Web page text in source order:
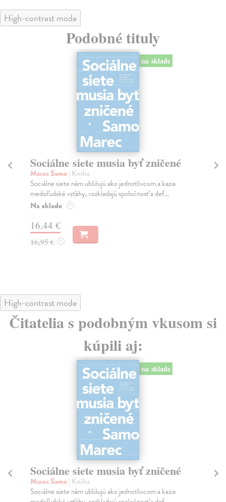
High-contrast mode
Podobné tituly
na sklade
Sociálne siete musia byť zničené
Marec Samo| Kniha
Sociálne siete nám ubližujú ako jednotlivcom a kazia
medziľudské vzťahy, rozkladajú spoločnosť a def...
Na sklade ?
16,44 €
16,95 € ?
High-contrast mode
Čitatelia s podobným vkusom si
kúpili aj:
na sklade
Sociálne siete musia byť zničené
Marec Samo| Kniha
Sociálne siete nám ubližujú ako jednotlivcom a kazia